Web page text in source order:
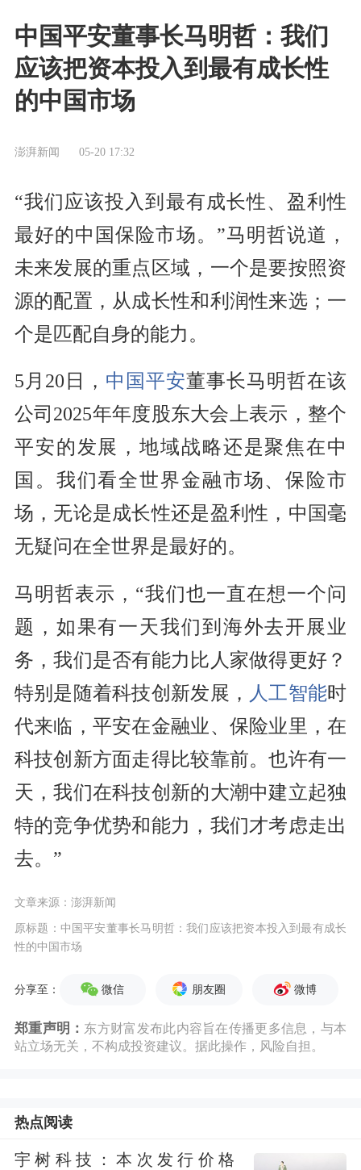
中国平安董事长马明哲：我们
应该把资本投入到最有成长性
的中国市场
澎湃新闻 05-20 17:32
“我们应该投入到最有成长性、盈利性
最好的中国保险市场。”马明哲说道，
未来发展的重点区域，一个是要按照资
源的配置，从成长性和利润性来选；一
个是匹配自身的能力。
5月20日， 中国平安董事长马明哲在该
公司2025年年度股东大会上表示，整个
平安的发展，地域战略还是聚焦在中
国。我们看全世界金融市场、保险市
场，无论是成长性还是盈利性，中国毫
无疑问在全世界是最好的。
马明哲表示，“我们也一直在想一个问
题，如果有一天我们到海外去开展业
务，我们是否有能力比人家做得更好？
特别是随着科技创新发展， 人工智能时
代来临，平安在金融业、保险业里，在
科技创新方面走得比较靠前。也许有一
天，我们在科技创新的大潮中建立起独
特的竞争优势和能力，我们才考虑走出
去。”
文章来源：澎湃新闻
原标题：中国平安董事长马明哲：我们应该把资本投入到最有成长
性的中国市场
分享至： 微信 朋友圈 微博
郑重声明： 东方财富发布此内容旨在传播更多信息，与本
站立场无关，不构成投资建议。据此操作，风险自担。
热点阅读
宇树科技：本次发行价格